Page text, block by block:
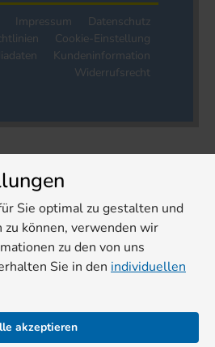
Impressum
Datenschutz
Cookie-Einstellung
Kundeninformation
Widerrufsrecht
Sie optimal zu gestalten und
können, verwenden wir
zu den von uns
Sie in den individuellen
akzeptieren